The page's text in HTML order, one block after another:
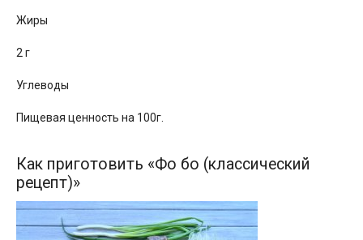
Жиры
2 г
Углеводы
Пищевая ценность на 100г.
Как приготовить «Фо бо (классический
рецепт)»